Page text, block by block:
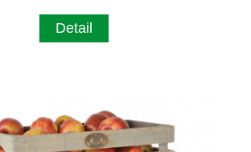
Detail